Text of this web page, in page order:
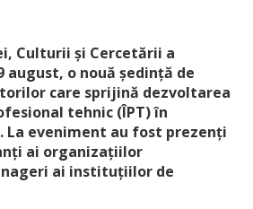
Culturii și Cercetării a
o nouă ședință de
care sprijină dezvoltarea
tehnic (ÎPT) în
La eveniment au fost prezenți
ai organizațiilor
ai instituțiilor de